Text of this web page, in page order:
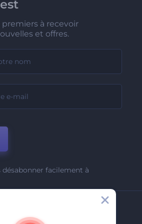
premiers à recevoir
et offres.
désabonner facilement à